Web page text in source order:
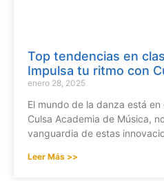
Top tendencias en
Impulsa tu ritmo con
enero 28, 2025
El mundo de la danza está
Culsa Academia de Música,
vanguardia de estas
Leer Más >>